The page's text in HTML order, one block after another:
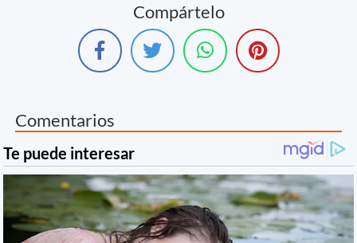
Compártelo
Comentarios